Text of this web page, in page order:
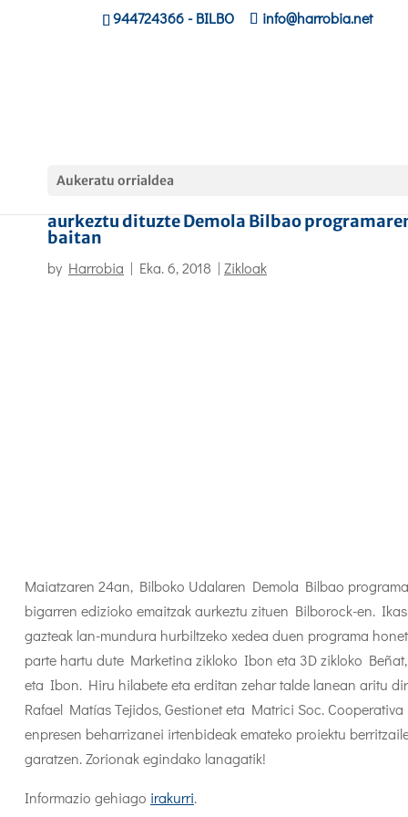
944724366- BILBO info@harrobia.net
Aukeratu orrialdea
aurkeztu dituzte Demola Bilbao
baitan
by Harrobia | Eka. 6, 2018 | Zikloak
Maiatzaren 24an, Bilboko Udalaren Demola Bilbao
bigarren edizioko emaitzak aurkeztu zituen Bilborock-en.
gazteak lan-mundura hurbiltzeko xedea duen programa
parte hartu dute Marketina zikloko Ibon eta 3D zikloko
eta Ibon. Hiru hilabete eta erditan zehar talde lanean aritu
Rafael Matías Tejidos, Gestionet eta Matrici Soc. Cooperativa
enpresen beharrizanei irtenbideak emateko proiektu
garatzen. Zorionak egindako lanagatik!
Informazio gehiago irakurri.